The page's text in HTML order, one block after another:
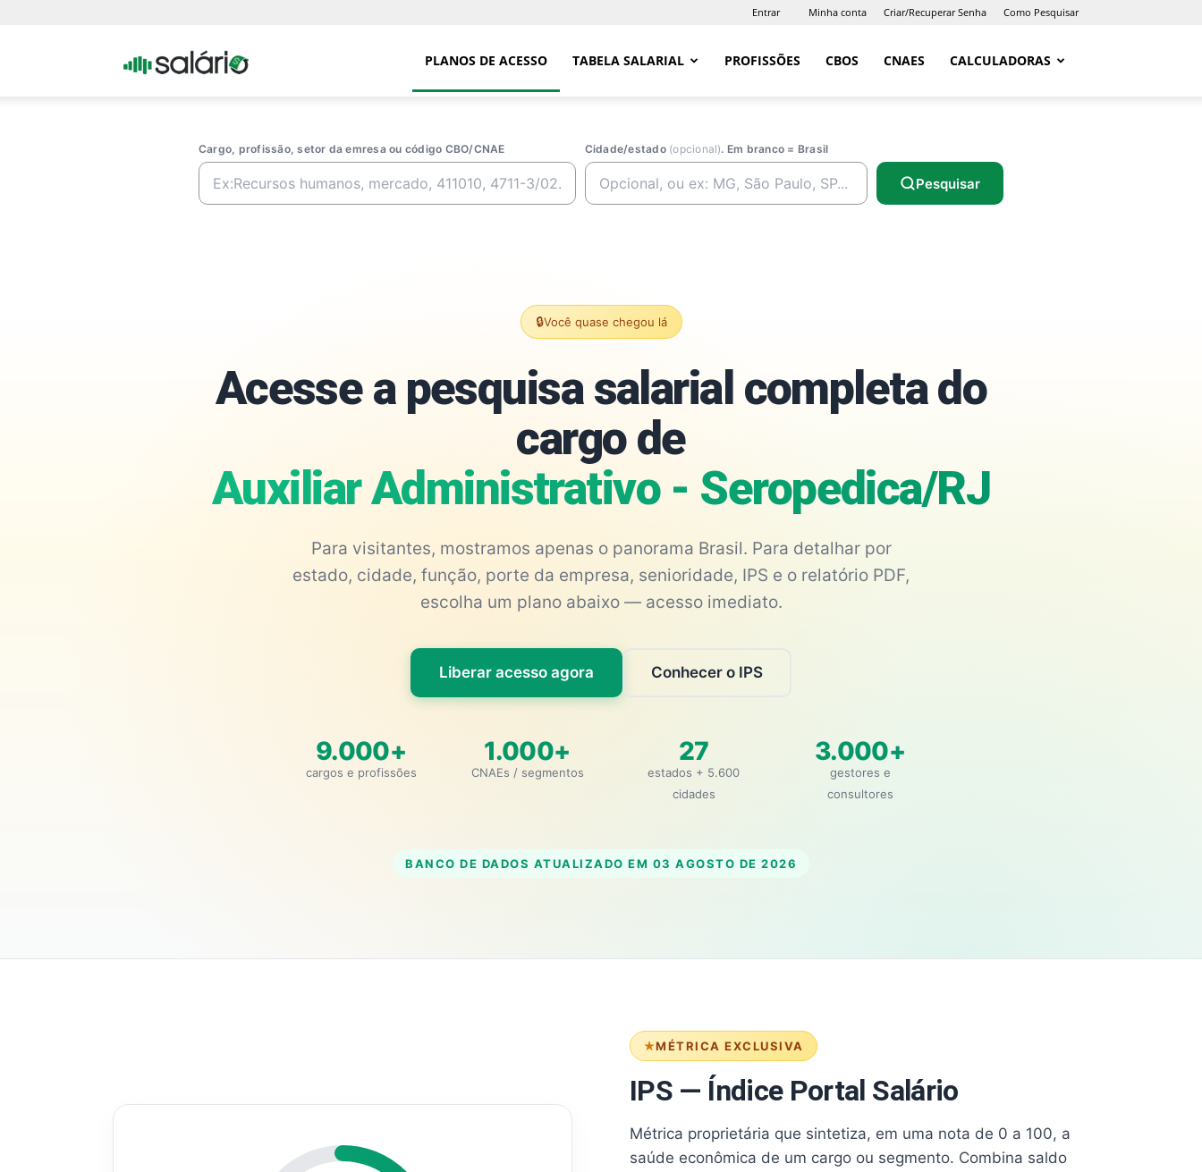
Entrar Minha conta Criar/Recuperar Senha Como Pesquisar
Portal PLANOS DE ACESSO TABELA SALARIAL PROFISSÕES CBOS CNAES CALCULADORAS
Cargo, profissão, setor da emresa ou código CBO/CNAE Cidade/estado (opcional). Em branco = Brasil
Pesquisar
🔒Você quase chegou lá
Acesse a pesquisa salarial completa do
cargo de
Auxiliar Administrativo - Seropedica/RJ
Para visitantes, mostramos apenas o panorama Brasil. Para detalhar por
estado, cidade, função, porte da empresa, senioridade, IPS e o relatório PDF,
escolha um plano abaixo — acesso imediato.
Liberar acesso agora Conhecer o IPS
9.000+
cargos e profissões
1.000+
CNAEs / segmentos
27
estados + 5.600
cidades
3.000+
gestores e
consultores
BANCO DE DADOS ATUALIZADO EM 03 AGOSTO DE 2026
MÉTRICA EXCLUSIVA
IPS — Índice Portal Salário
Métrica proprietária que sintetiza, em uma nota de 0 a 100, a
saúde econômica de um cargo ou segmento. Combina saldo